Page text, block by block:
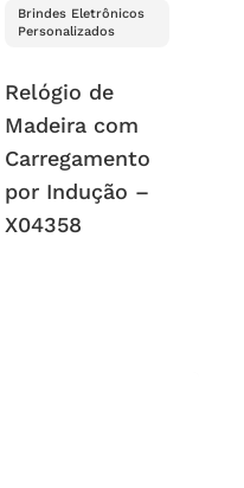
Brindes Eletrônicos
Personalizados
Relógio de
Madeira com
Carregamento
por Indução –
X04358